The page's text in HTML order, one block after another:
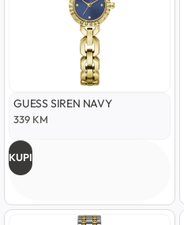
GUESS SIREN NAVY
339 KM
KUPI